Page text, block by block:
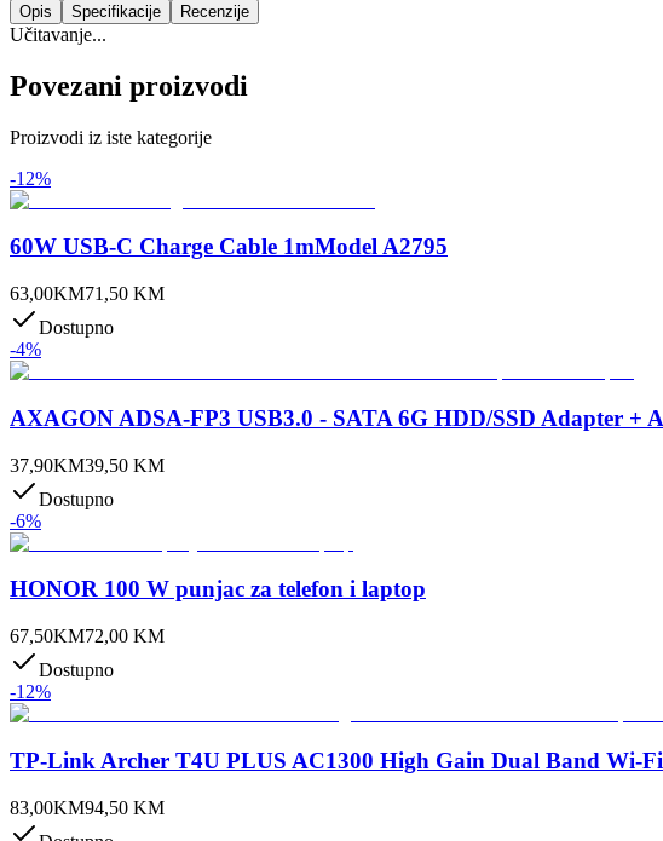
Opis Specifikacije Recenzije
Učitavanje...
Povezani proizvodi
Proizvodi iz iste kategorije
-12%
60W USB-C Charge Cable 1mModel A2795
63,00KM71,50 KM
Dostupno
-4%
AXAGON ADSA-FP3 USB3.0 - SATA 6G HDD/SSD Adapter +
37,90KM39,50 KM
Dostupno
-6%
HONOR 100 W punjac za telefon i laptop
67,50KM72,00 KM
Dostupno
-12%
TP-Link Archer T4U PLUS AC1300 High Gain Dual Band Wi-
83,00KM94,50 KM